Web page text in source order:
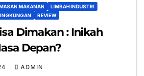
MAKANAN
LIMBAH INDUSTRI
REVIEW
Dimakan : Inikah
Depan?
ADMIN